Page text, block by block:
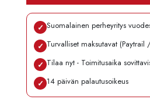
✓ Suomalainen perheyritys
✓ Turvalliset maksutavat (Paytrail
✓ Tilaa nyt - Toimitusaika
✓ 14 päivän palautusoikeus